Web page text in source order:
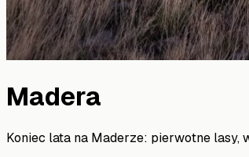
Madera
Koniec lata na Maderze: pierwotne